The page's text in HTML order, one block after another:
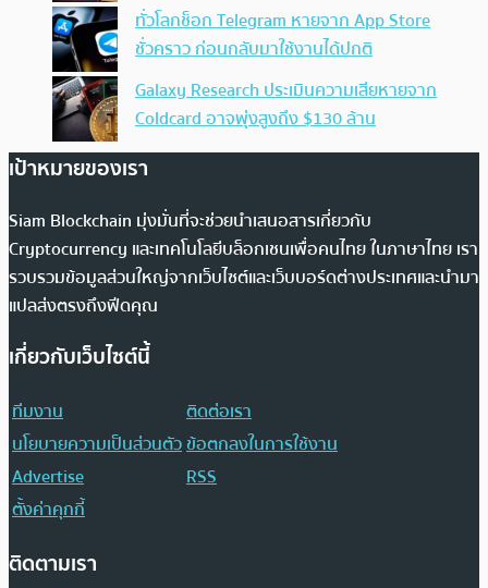
ทั่วโลกช็อก Telegram หายจาก App Store
ชั่วคราว ก่อนกลับมาใช้งานได้ปกติ
Galaxy Research ประเมินความเสียหายจาก
Coldcard อาจพุ่งสูงถึง $130 ล้าน
เป้าหมายของเรา
Siam Blockchain มุ่งมั่นที่จะช่วยนำเสนอสารเกี่ยวกับ
Cryptocurrency และเทคโนโลยีบล็อกเชนเพื่อคนไทย ในภาษาไทย เรา
รวบรวมข้อมูลส่วนใหญ่จากเว็บไซต์และเว็บบอร์ดต่างประเทศและนำมา
แปลส่งตรงถึงฟีดคุณ
เกี่ยวกับเว็บไซต์นี้
ทีมงาน
ติดต่อเรา
นโยบายความเป็นส่วนตัวข้อตกลงในการใช้งาน
Advertise
RSS
ตั้งค่าคุกกี้
ติดตามเรา